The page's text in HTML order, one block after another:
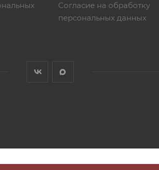
Согласие на обработку
персональных данных